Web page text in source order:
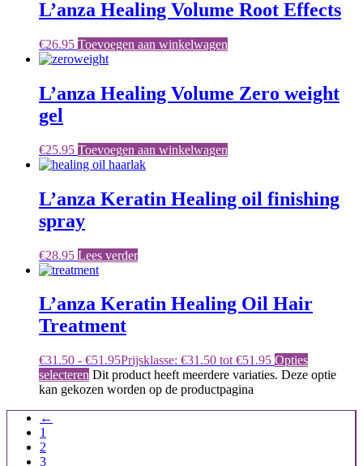
L’anza Healing Volume Root Effects
€26.95 Toevoegen aan winkelwagen
L’anza Healing Volume Zero weight
gel
€25.95 Toevoegen aan winkelwagen
L’anza Keratin Healing oil finishing
spray
€28.95 Lees verder
L’anza Keratin Healing Oil Hair
Treatment
€31.50 - €51.95Prijsklasse: €31.50 tot €51.95 Opties
selecteren Dit product heeft meerdere variaties. Deze optie
kan gekozen worden op de productpagina
←
1
2
3